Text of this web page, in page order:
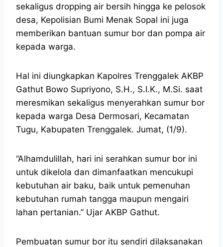
sekaligus dropping air bersih hingga ke pelosok
desa, Kepolisian Bumi Menak Sopal ini juga
memberikan bantuan sumur bor dan pompa air
kepada warga.
Hal ini diungkapkan Kapolres Trenggalek AKBP
Gathut Bowo Supriyono, S.H., S.I.K., M.Si. saat
meresmikan sekaligus menyerahkan sumur bor
kepada warga Desa Dermosari, Kecamatan
Tugu, Kabupaten Trenggalek. Jumat, (1/9).
“Alhamdulillah, hari ini serahkan sumur bor ini
untuk dikelola dan dimanfaatkan mencukupi
kebutuhan air baku, baik untuk pemenuhan
kebutuhan rumah tangga maupun mengairi
lahan pertanian.” Ujar AKBP Gathut.
Pembuatan sumur bor itu sendiri dilaksanakan